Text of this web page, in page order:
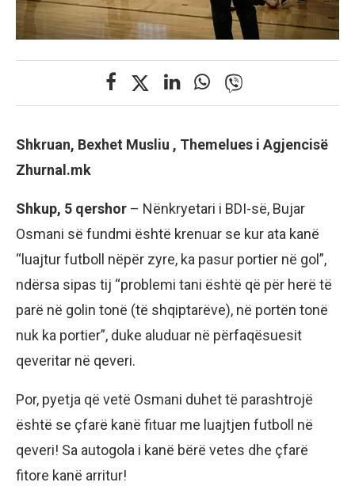
Shkruan, Bexhet Musliu , Themelues i Agjencisë
Zhurnal.mk
Shkup, 5 qershor – Nënkryetari i BDI-së, Bujar
Osmani së fundmi është krenuar se kur ata kanë
“luajtur futboll nëpër zyre, ka pasur portier në gol”,
ndërsa sipas tij “problemi tani është që për herë të
parë në golin tonë (të shqiptarëve), në portën tonë
nuk ka portier”, duke aluduar në përfaqësuesit
qeveritar në qeveri.
Por, pyetja që vetë Osmani duhet të parashtrojë
është se çfarë kanë fituar me luajtjen futboll në
qeveri! Sa autogola i kanë bërë vetes dhe çfarë
fitore kanë arritur!